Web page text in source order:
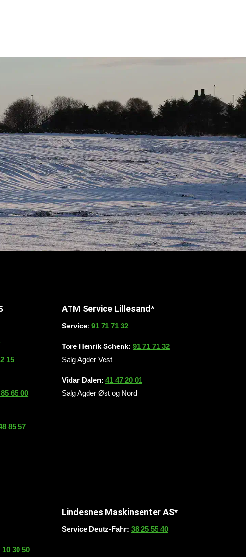
15
65 00
85 57
ATM Service Lillesand*
Service: 91 71 71 32
Tore Henrik Schenk: 91 71 71 32
Salg Agder Vest
Vidar Dalen: 41 47 20 01
Salg Agder Øst og Nord
10 30 50
Lindesnes Maskinsenter AS*
Service Deutz-Fahr: 38 25 55 40